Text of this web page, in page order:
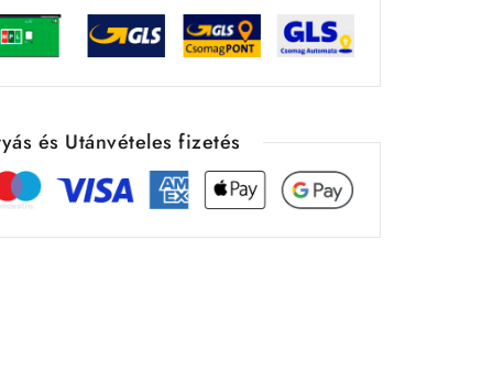
és Utánvételes fizetés